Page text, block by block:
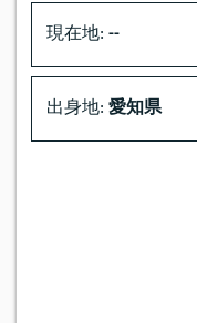
現在地: --
出身地: 愛知県